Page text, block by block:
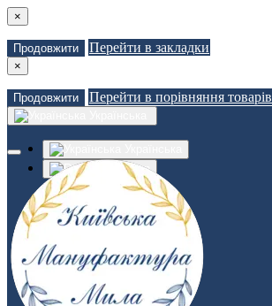
×
Продовжити Перейти в закладки
×
Продовжити Перейти в порівняння товарів
Russian
Закладки (0)
Порівняння товарів (0)
Зв'язатися з нами
Авторизація